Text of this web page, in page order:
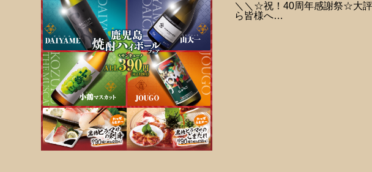
＼＼☆祝！40周年感謝祭☆大評
ら皆様へ…